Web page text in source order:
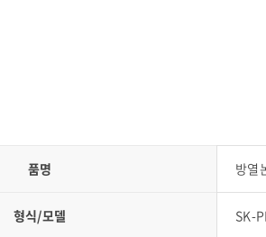
품명 방열
형식/모델 SK-